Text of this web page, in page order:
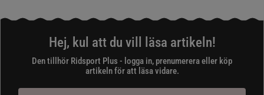
Hej, kul att du vill läsa artikeln!
Den tillhör Ridsport Plus - logga in, prenumerera eller köp
artikeln för att läsa vidare.